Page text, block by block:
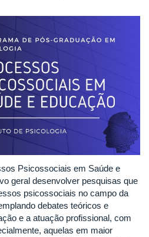
Psicossociais em Saúde e
geral desenvolver pesquisas que
psicossociais no campo da
debates teóricos e
e a atuação profissional, com
aquelas em maior